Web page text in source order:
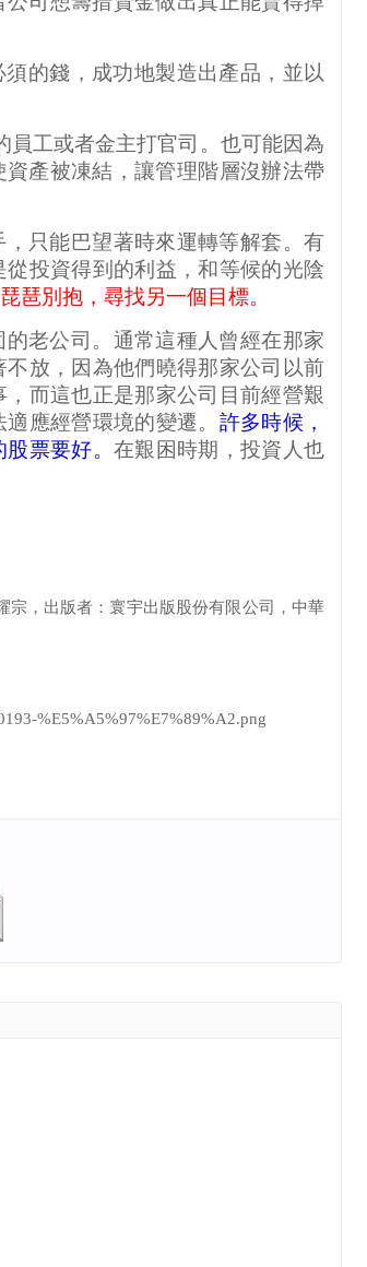
的錢，成功地製造出產品，並以
員工或者金主打官司。也可能因為
產被凍結，讓管理階層沒辦法帶
，只能巴望著時來運轉等解套。有
投資得到的利益，和等候的光陰
琶別抱，尋找另一個目標。
老公司。通常這種人曾經在那家
放，因為他們曉得那家公司以前
而這也正是那家公司目前經營艱
應經營環境的變遷。 許多時候，
票要好。 在艱困時期，投資人也
宗，出版者：寰宇出版股份有限公司，中華
%E5%A5%97%E7%89%A2.png